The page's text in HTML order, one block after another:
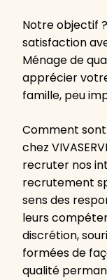
Notre objectif
satisfaction
Ménage de
apprécier
famille, peu
Comment
chez
recruter nos
recrutement
sens des
leurs
discrétion,
formées de
qualité